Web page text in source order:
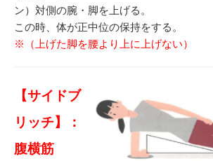
ン）対側の腕・脚を上げる。
この時、体が正中位の保持をする。
※（上げた脚を腰より上に上げない）
【サイドブ
リッチ】：
腹横筋